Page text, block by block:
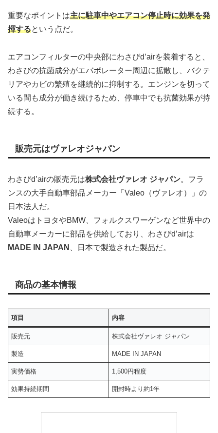
重要なポイントは主に駐車中やエアコン停止時に効果を発
揮するという点だ。
エアコンフィルターの中央部にわさびd’airを装着すると、
わさびの抗菌成分がエバポレーター周辺に拡散し、バクテ
リアやカビの繁殖を継続的に抑制する。エンジンを切って
いる間も成分が働き続けるため、停車中でも抗菌効果が持
続する。
販売元はヴァレオジャパン
わさびd’airの販売元は株式会社ヴァレオ ジャパン。フラ
ンスの大手自動車部品メーカー「Valeo（ヴァレオ）」の
日本法人だ。
ValeoはトヨタやBMW、フォルクスワーゲンなど世界中の
自動車メーカーに部品を供給しており、わさびd’airは
MADE IN JAPAN
、日本で製造された製品だ。
商品の基本情報
項目 内容
販売元 株式会社ヴァレオ ジャパン
製造 MADE IN JAPAN
実勢価格 1,500円程度
効果持続期間 開封時より約1年